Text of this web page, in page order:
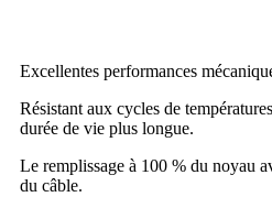
Excellentes performances
Résistant aux cycles de
durée de vie plus longue.
Le remplissage à 100 % du noyau
du câble.